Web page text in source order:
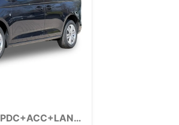
Trend NEUES MODELL+PDC+ACC+LANE ASSIST